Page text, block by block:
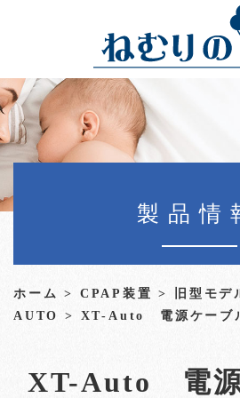
製品情
ホーム > CPAP装置 > 旧型モデ
AUTO
> XT-Auto 電源ケーブ
XT-Auto 電